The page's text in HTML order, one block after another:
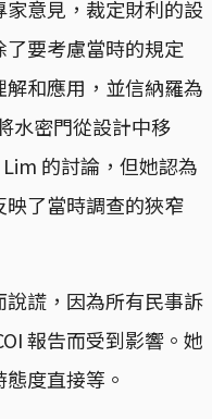
意見，裁定財利的設
要考慮當時的規定
和應用，並信納羅為
水密門從設計中移
的討論，但她認為
了當時調查的狹窄
謊，因為所有民事訴
報告而受到影響。她
度直接等。